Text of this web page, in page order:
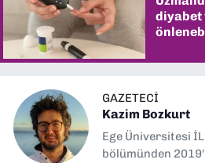
diyabet
GAZETECI
Kazim Bozkurt
Ege Üniversitesi
bölümünden